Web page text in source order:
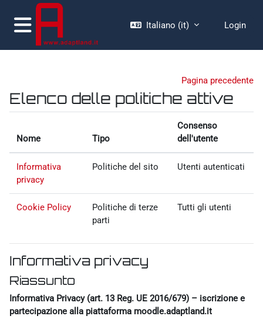
Vai al contenuto principale
Pannello laterale
Italiano ‎(it)‎ Login
Pagina precedente
Elenco delle politiche attive
Nome Tipo
Consenso
dell'utente
Informativa
privacy
Politiche del sito Utenti autenticati
Cookie Policy
Politiche di terze
parti
Tutti gli utenti
Informativa privacy
Riassunto
Informativa Privacy (art. 13 Reg. UE 2016/679) – iscrizione e
partecipazione alla piattaforma moodle.adaptland.it